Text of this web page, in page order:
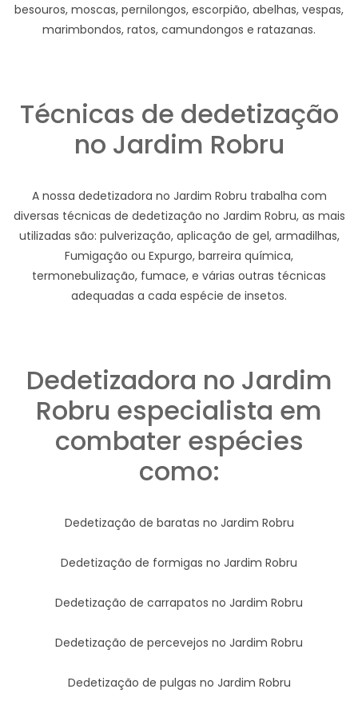
besouros, moscas, pernilongos, escorpião, abelhas, vespas,
marimbondos, ratos, camundongos e ratazanas.
Técnicas de dedetização
no Jardim Robru
A nossa dedetizadora no Jardim Robru trabalha com
diversas técnicas de dedetização no Jardim Robru, as mais
utilizadas são: pulverização, aplicação de gel, armadilhas,
Fumigação ou Expurgo, barreira química,
termonebulização, fumace, e várias outras técnicas
adequadas a cada espécie de insetos.
Dedetizadora no Jardim
Robru especialista em
combater espécies
como:
Dedetização de baratas no Jardim Robru
Dedetização de formigas no Jardim Robru
Dedetização de carrapatos no Jardim Robru
Dedetização de percevejos no Jardim Robru
Dedetização de pulgas no Jardim Robru